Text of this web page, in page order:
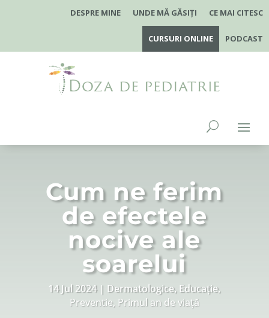
DESPRE MINE UNDE MĂ GĂSIȚI CE MAI CITESC
CURSURI ONLINE PODCAST
Cum ne ferim
de efectele
nocive ale
soarelui
14 Jul 2024 Dermatologice, Educație,
Preventie, Primul an de viață